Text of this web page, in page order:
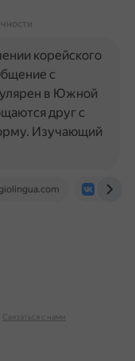
vk.com
корейского
с
в Южной
друг с
Изучающий
Связаться с нами